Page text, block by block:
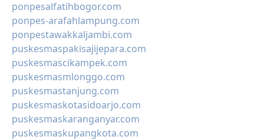
ponpesalfatihbogor.com
ponpes-arafahlampung.com
ponpestawakkaljambi.com
puskesmaspakisajijepara.com
puskesmascikampek.com
puskesmasmlonggo.com
puskesmastanjung.com
puskesmaskotasidoarjo.com
puskesmaskaranganyar.com
puskesmaskupangkota.com